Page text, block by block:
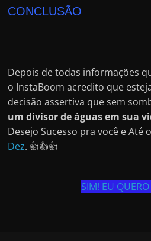
CONCLUSÃO
Depois de todas informações
o InstaBoom acredito que
decisão assertiva que sem
um divisor de águas em sua
Desejo Sucesso pra você e Até
Dez. 👍👍👍
SIM! EU